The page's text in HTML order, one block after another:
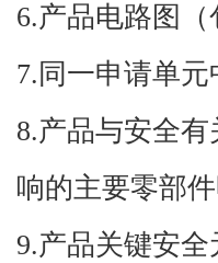
6.产品电路图
7. 同一申请单
8.产品与安全
响的主要零部件
9.产品关键安